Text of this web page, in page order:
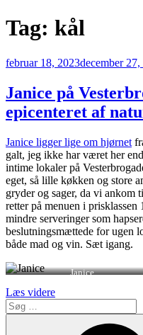
Tag: kål
Udgivet
februar 18, 2023december
Janice på
epicenteret af
Janice ligger lige om hjørnet
galt, jeg ikke har været her
intime lokaler på
eget, så lille køkken og store
gryder og sager, da vi ankom
retter på menuen i
mindre serveringer som
beslutningsmættede for ugen
både mad og vin. Sæt igang.
Janice
Læs videre“Janice
Vesterbro
Søg
efter: